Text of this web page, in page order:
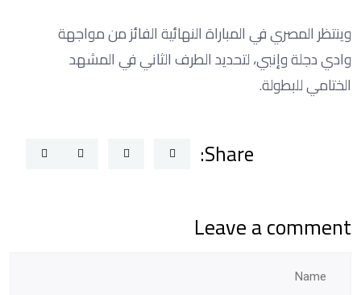
وينتظر المصري في المباراة النهائية الفائز من مواجهة
وادي دجلة وإنبي، لتحديد الطرف الثاني في المشهد
الختامي للبطولة.
Share:
Leave a comment